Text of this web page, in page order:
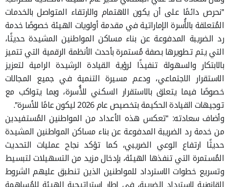
"نحرص دائمًا على أن يكون الاهتمام والارتقاء المتواصل بالخدمات
المُتعلقة بالأُسرة الإماراتية في مقدمة أولويات الهيئة خصوصًا خدمة
رد الضريبة المدفوعة عن بناء مساكن المواطنين المشيدة حديثًا،
التي يتم تطويرها بصفة مُستمرة بأحدث الأنظمة الرقمية التي تتميز
بالابتكار والسهولة تنفيذًا لرؤية القيادة الرشيدة الرامية لتعزيز
الاستقرار الاجتماعي، ودعم مسيرة التنمية في جميع المجالات
خصوصًا فيما يتعلق بالاستقرار السكني للأُسرة، وبما يتواكب مع
توجيهات القيادة الحكيمة بتخصيص عام 2026 ليكون عامًا للأسرة".
وأضاف سعادته: "تعكس هذه الأعداد من المواطنين المُستفيدين
من خدمة رد الضريبة المدفوعة عن بناء مساكن المواطنين المشيدة
حديثًا ارتفاع الوعي الضريبي، كما تؤكد نجاح عمليات التحديث
المُستمرة التي تنفذها الهيئة، بإدخال مزيد من التسهيلات لتبسيط
وتسريع خطوات الاسترداد للمواطنين الذين تنطبق عليهم الشروط